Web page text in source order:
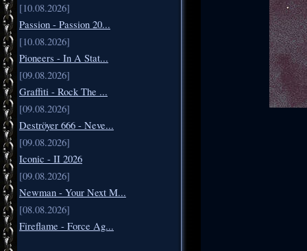
[10.08.2026]
Passion - Passion 20...
[10.08.2026]
Pioneers - In A Stat...
[09.08.2026]
Graffiti - Rock The ...
[09.08.2026]
Deströyer 666 - Neve...
[09.08.2026]
Iconic - II 2026
[09.08.2026]
Newman - Your Next M...
[08.08.2026]
Fireflame - Force Ag...